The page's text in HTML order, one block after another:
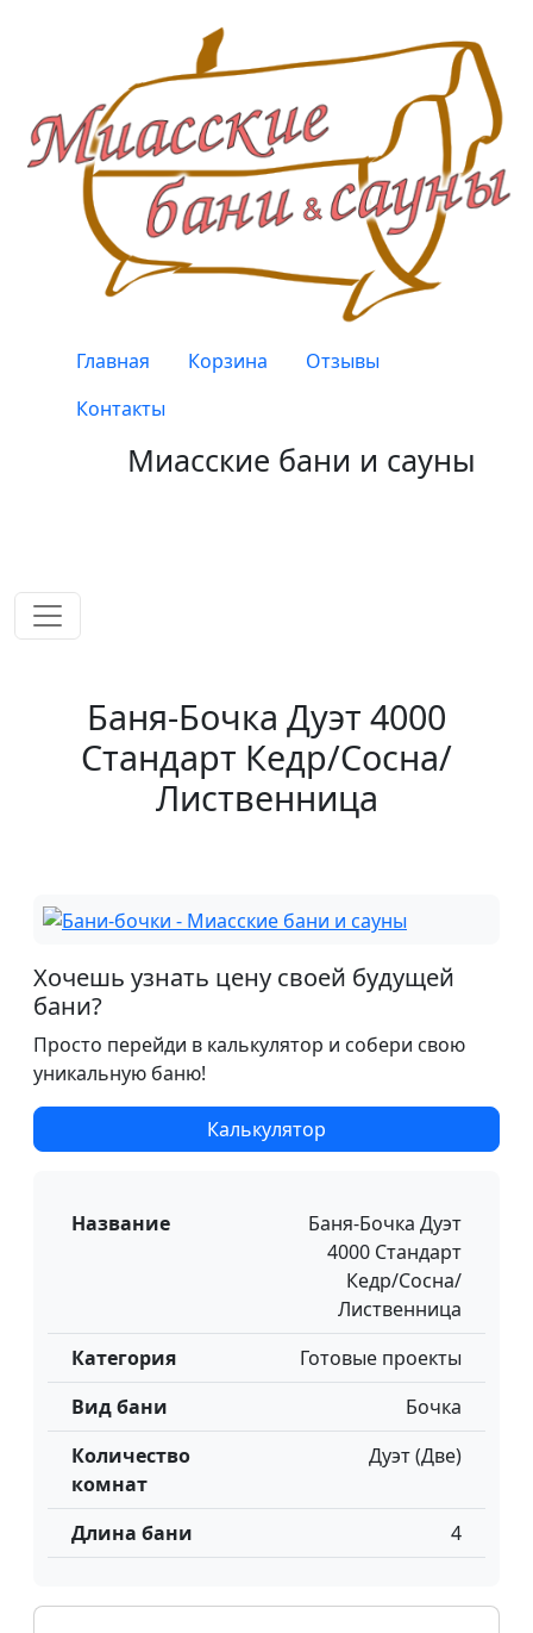
Верхнее меню
Главная Корзина
Отзывы
Контакты
Миасские бани и сауны
Баня-Бочка Дуэт 4000
Стандарт Кедр/Сосна/
Лиственница
Хочешь узнать цену своей будущей
бани?
Просто перейди в калькулятор и собери свою
уникальную баню!
Калькулятор
Название
Баня-Бочка Дуэт
4000 Стандарт
Кедр/Сосна/
Лиственница
Категория
Готовые проекты
Вид бани
Бочка
Количество
комнат
Дуэт (Две)
Длина бани 4